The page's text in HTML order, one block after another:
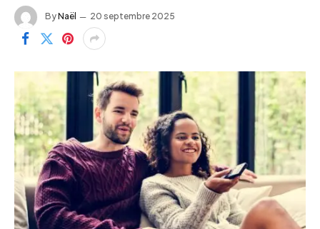
ByNaël 20 septembre 2025